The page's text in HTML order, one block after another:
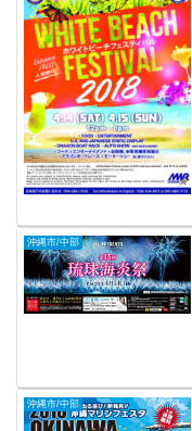
沖縄市/中部
沖縄市/中部